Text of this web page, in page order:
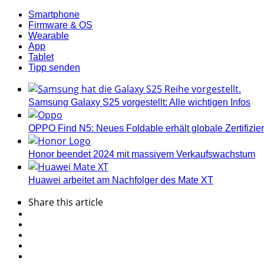
Smartphone
Firmware & OS
Wearable
App
Tablet
Tipp senden
Samsung Galaxy S25 vorgestellt: Alle wichtigen Infos
OPPO Find N5: Neues Foldable erhält globale
Honor beendet 2024 mit massivem Verkaufswachstum
Huawei arbeitet am Nachfolger des Mate XT
Sharethis article